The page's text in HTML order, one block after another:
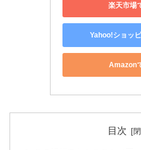
楽天市場
Yahoo!ショッ
Amazon
目次